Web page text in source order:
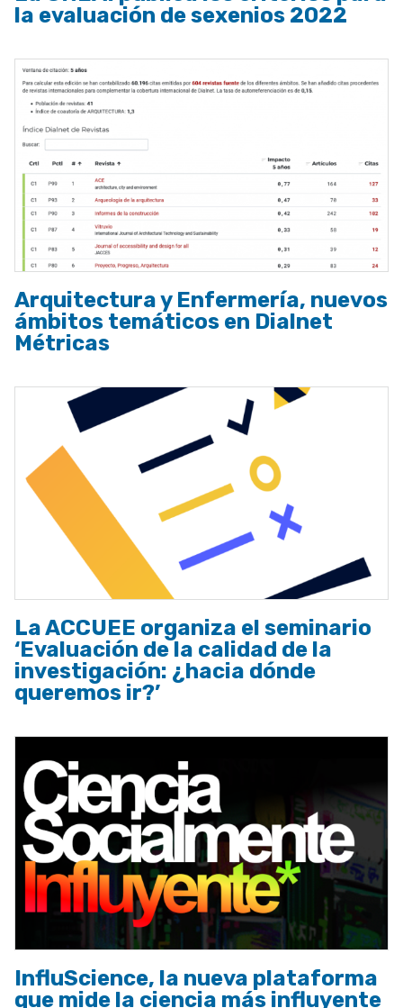
la evaluación de sexenios 2022
Arquitectura y Enfermería, nuevos
ámbitos temáticos en Dialnet
Métricas
La ACCUEE organiza el seminario
‘Evaluación de la calidad de la
investigación: ¿hacia dónde
queremos ir?’
InfluScience, la nueva plataforma
que mide la ciencia más influyente